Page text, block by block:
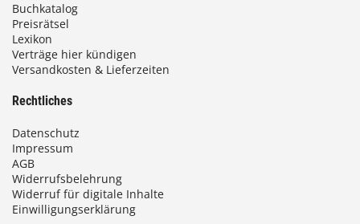
Buchkatalog
Preisrätsel
Lexikon
Verträge hier kündigen
Versandkosten & Lieferzeiten
Rechtliches
Datenschutz
Impressum
AGB
Widerrufsbelehrung
Widerruf für digitale Inhalte
Einwilligungserklärung